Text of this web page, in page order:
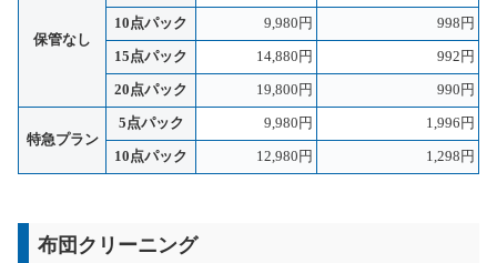
保管なし
10点パック 9,980円 998円
15点パック 14,880円 992円
20点パック 19,800円 990円
特急プラン
5点パック 9,980円 1,996円
10点パック 12,980円 1,298円
布団クリーニング